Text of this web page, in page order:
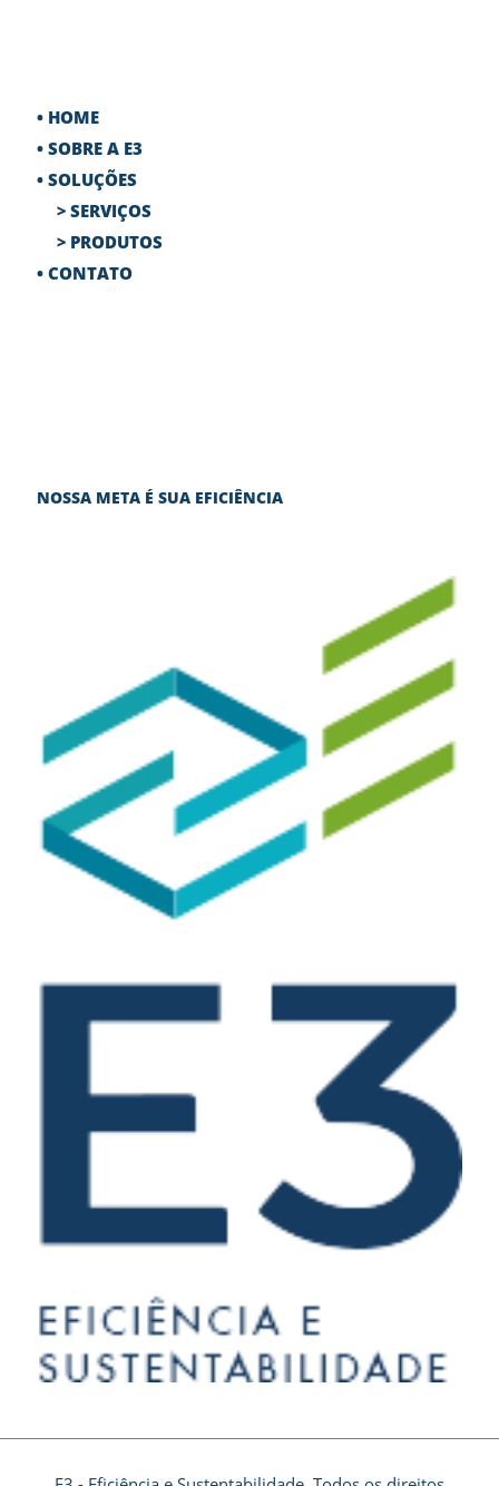
• HOME
• SOBRE A E3
• SOLUÇÕES
> SERVIÇOS
> PRODUTOS
• CONTATO
NOSSA META É SUA EFICIÊNCIA